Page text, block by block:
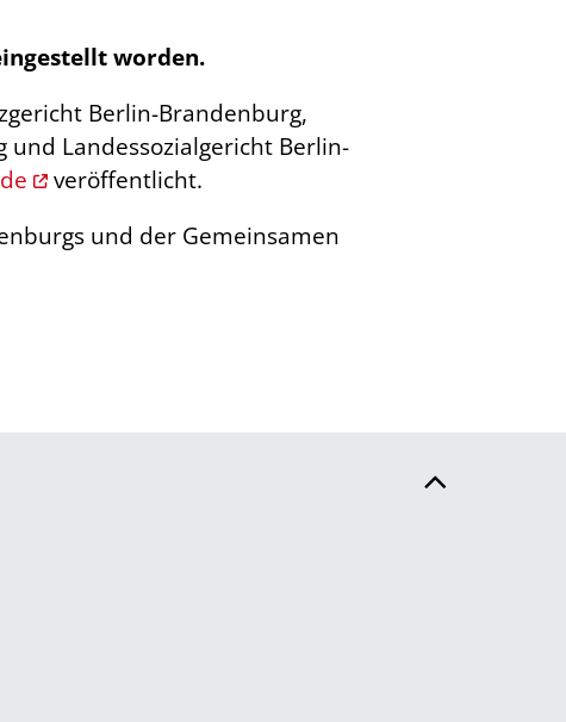
worden.
Berlin-Brandenburg,
Landessozialgericht Berlin-
veröffentlicht.
und der Gemeinsamen